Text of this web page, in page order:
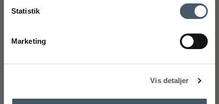
Statistik
Marketing
Vis detaljer
Webshop kundeservice
Butikken i Løsning
markedsføring med gode tilbud og inspiration. Du kan altid trække dit
samtykke tilbage. Med dit samtykke accepterer du desuden vores